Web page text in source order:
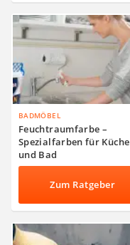
BADMÖBEL
Feuchtraumfarbe –
Spezialfarben für Küche
und Bad
Zum Ratgeber